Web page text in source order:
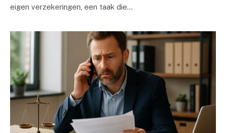
eigen verzekeringen, een taak die…